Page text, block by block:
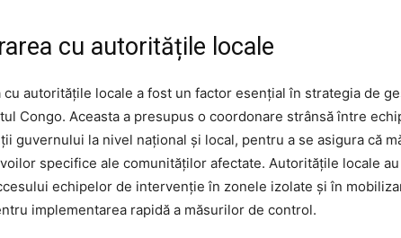
cu autoritățile locale
cu autoritățile locale a fost un factor esențial în strategia de
Congo. Aceasta a presupus o coordonare strânsă între
guvernului la nivel național și local, pentru a se asigura că
specifice ale comunităților afectate. Autoritățile locale
echipelor de intervenție în zonele izolate și în
implementarea rapidă a măsurilor de control.